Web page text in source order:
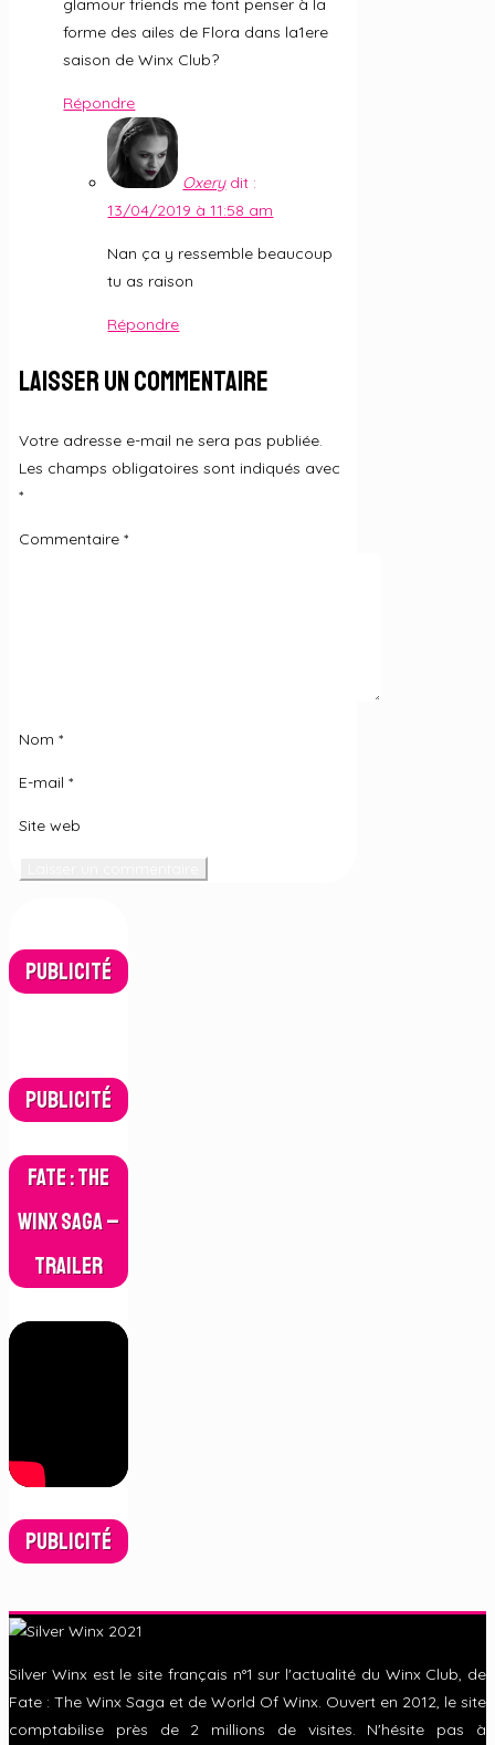
glamour friends me font penser à la
forme des ailes de Flora dans la1ere
saison de Winx Club?
Répondre
Oxery dit :
13/04/2019 à 11:58 am
Nan ça y ressemble beaucoup
tu as raison
Répondre
Laisser un commentaire
Votre adresse e-mail ne sera pas publiée.
Les champs obligatoires sont indiqués avec
*
Commentaire*
Nom*
E-mail*
Site web
Publicité
Publicité
Fate : The
Winx Saga –
Trailer
Publicité
Silver Winx est le site français n°1 sur l'actualité du Winx Club, de
Fate : The Winx Saga et de World Of Winx. Ouvert en 2012, le site
comptabilise près de 2 millions de visites. N'hésite pas à